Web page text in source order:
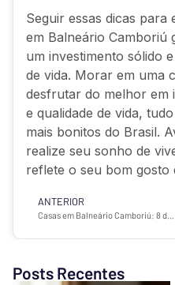
Seguir essas dicas
em Balneário Camboriú
um investimento sólido
de vida. Morar em uma
desfrutar do melhor em
e qualidade de vida,
mais bonitos do Brasil.
realize seu sonho de
reflete o seu bom gosto
ANTERIOR
comprar um apartamento
Posts Recentes